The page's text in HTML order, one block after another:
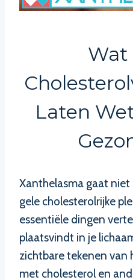
Wat
Laten
Xanthelasma gaat niet
gele cholesterolrijke
essentiële dingen
plaatsvindt in je
zichtbare tekenen van
met cholesterol en